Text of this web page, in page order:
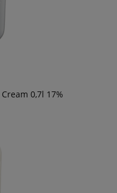
0,7l 17%